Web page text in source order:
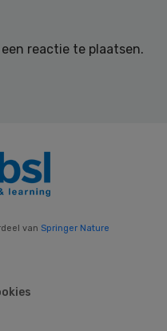
een reactie te plaatsen.
van Springer Nature